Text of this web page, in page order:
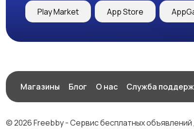
Play Market App Store
Магазины Блог О нас Служба
© 2026 Freebby - Сервис бесплатных